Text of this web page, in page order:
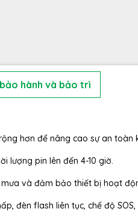
hành và bảo trì
hơn để nâng cao sự an toàn
lượng pin lên đến 4-10 giờ.
mưa và đảm bảo thiết bị hoạt
đèn flash liên tục, chế độ